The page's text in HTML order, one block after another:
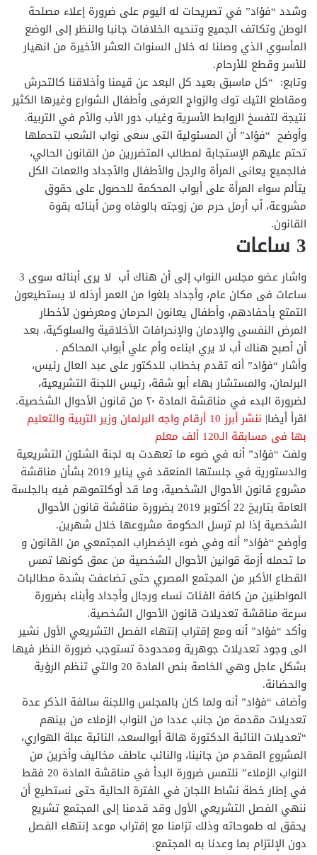
وشدد “فؤاد” في تصريحات له اليوم على ضرورة إعلاء مصلحة
الوطن وتكاتف الجميع وتنحيه الخلافات جانبا والنظر إلى الوضع
المأسوي الذي وصلنا له خلال السنوات العشر الأخيرة من انهيار
للأسر وقطع للأرحام.
وتابع: “كل ماسبق بعيد كل البعد عن قيمنا وأخلاقنا كالتحرش
ومقاطع التيك توك والزواج العرفى وأطفال الشوارع وغيرها الكثير
نتيجة لتفسخ الروابط الأسرية وغياب دور الأب والأم في التربية.
وأوضح “فؤاد” أن المسئولية التى سعى نواب الشعب لتحملها
تحتم عليهم الإستجابة لمطالب المتضررين من القانون الحالي،
فالجميع يعانى المرأة والرجل والأطفال والأجداد والعمات الكل
يتألم سواء المرأة على أبواب المحكمة للحصول على حقوق
مشروعة، أب أرمل حرم من زوجته بالوفاه ومن أبنائه بقوة
القانون.
3 ساعات
واشار عضو مجلس النواب إلى أن هناك أب لا يرى أبنائه سوى 3
ساعات فى مكان عام، وأجداد بلغوا من العمر أرذله لا يستطيعون
التمتع بأحفادهم، وأطفال يعانون الحرمان ومعرضون لأخطار
المرض النفسى والإدمان والإنحرافات الأخلاقية والسلوكية، بعد
أن أصبح هناك أب لا يري ابناءه وأم علي أبواب المحاكم .
وأشار “فؤاد” أنه تقدم بخطاب للدكتور على عبد العال رئيس،
البرلمان، والمستشار بهاء أبو شقة، رئيس اللجنة التشريعية،
لضرورة البدء في مناقشة المادة ٢٠ من قانون الأحوال الشخصية.
اقرأ أيضا|
ننشر أبرز 10 أرقام واجه البرلمان وزير التربية والتعليم
بها فى مسابقة الـ120 ألف معلم
ولفت “فؤاد” أنه في ضوء ما تعهدت به لجنة الشئون التشريعية
والدستورية في جلستها المنعقد في يناير 2019 بشأن مناقشة
مشروع قانون الأحوال الشخصية، وما قد أوكلتموهم فيه بالجلسة
العامة بتاريخ 22 أكتوبر 2019 بضرورة مناقشة قانون الأحوال
الشخصية إذا لم ترسل الحكومة مشروعها خلال شهرين.
وأوضح “فؤاد” أنه وفي ضوء الإضطراب المجتمعي من القانون و
ما تحمله أزمة قوانين الأحوال الشخصية من عمق كونها تمس
القطاع الأكبر من المجتمع المصري حتى تضاعفت بشدة مطالبات
المواطنين من كافة الفئات نساء ورجال وأجداد وأبناء بضرورة
سرعة مناقشة تعديلات قانون الأحوال الشخصية.
وأكد “فؤاد” أنه ومع إقتراب إنتهاء الفصل التشريعي الأول نشير
الى وجود تعديلات جوهرية ومحدودة تستوجب ضرورة النظر فيها
بشكل عاجل وهي الخاصة بنص المادة 20 والتي تنظم الرؤية
والحضانة.
وأضاف “فؤاد” أنه ولما كان بالمجلس واللجنة سالفة الذكر عدة
تعديلات مقدمة من جانب عددا من النواب الزملاء من بينهم
“تعديلات النائبة الدكتورة هالة أبوالسعد، النائبة عبلة الهواري،
المشروع المقدم من جانبنا، والنائب عاطف مخاليف وأخرين من
النواب الزملاء” نلتمس ضرورة البدأ في مناقشة المادة 20 فقط
في إطار خطة نشاط اللجان في الفترة الحالية حتى نستطيع أن
ننهي الفصل التشريعي الأول وقد قدمنا إلى المجتمع تشريع
يحقق له طموحاته وذلك تزامنا مع إقتراب موعد إنتهاء الفصل
دون الإلتزام بما وعدنا به المجتمع.